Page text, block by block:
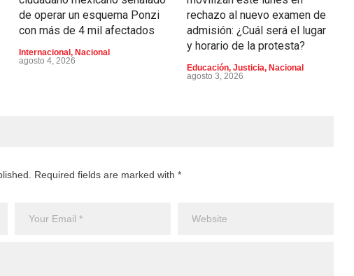
de operar un esquema Ponzi
con más de 4 mil afectados
Internacional , Nacional
agosto 4, 2026
rechazo al nuevo examen de
admisión: ¿Cuál será el lugar
y horario de la protesta?
Educación, Justicia, Nacional
agosto 3, 2026
Required fields are marked with *